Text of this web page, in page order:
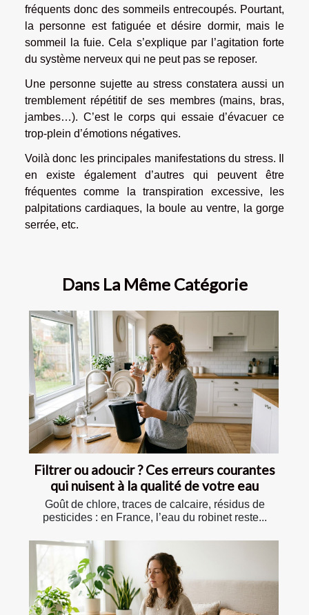
fréquents donc des sommeils entrecoupés. Pourtant,
la personne est fatiguée et désire dormir, mais le
sommeil la fuie. Cela s’explique par l’agitation forte
du système nerveux qui ne peut pas se reposer.
Une personne sujette au stress constatera aussi un
tremblement répétitif de ses membres (mains, bras,
jambes…). C’est le corps qui essaie d’évacuer ce
trop-plein d’émotions négatives.
Voilà donc les principales manifestations du stress. Il
en existe également d’autres qui peuvent être
fréquentes comme la transpiration excessive, les
palpitations cardiaques, la boule au ventre, la gorge
serrée, etc.
Dans La Même Catégorie
Filtrer ou adoucir ? Ces erreurs courantes
qui nuisent à la qualité de votre eau
Goût de chlore, traces de calcaire, résidus de
pesticides : en France, l’eau du robinet reste...